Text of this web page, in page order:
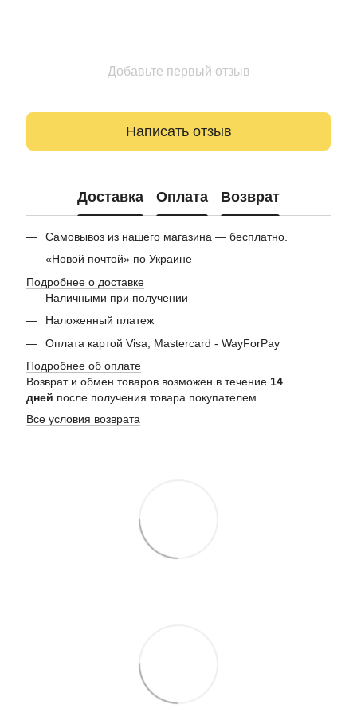
Добавьте первый отзыв
Написать отзыв
Доставка Оплата Возврат
Самовывоз из нашего магазина — бесплатно.
«Новой почтой» по Украине
Подробнее о доставке
Наличными при получении
Наложенный платеж
Оплата картой Visa, Mastercard - WayForPay
Подробнее об оплате
Возврат и обмен товаров возможен в течение 14
дней после получения товара покупателем.
Все условия возврата